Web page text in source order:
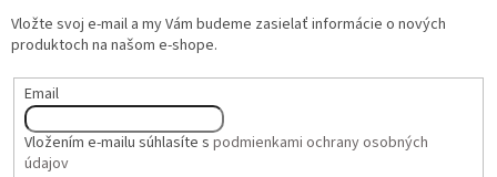
Vložte svoj e-mail a my Vám budeme zasielať informácie o nových
produktoch na našom e-shope.
Email
Vložením e-mailu súhlasíte s podmienkami ochrany osobných
údajov